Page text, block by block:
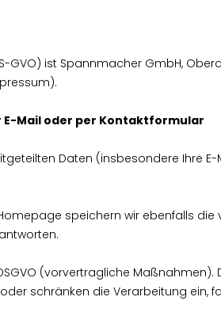
ist Spannmacher GmbH,
Mail oder per Kontaktformular
Daten (insbesondere Ihre
speichern wir ebenfalls die
(vorvertragliche
schränken die Verarbeitung ein,